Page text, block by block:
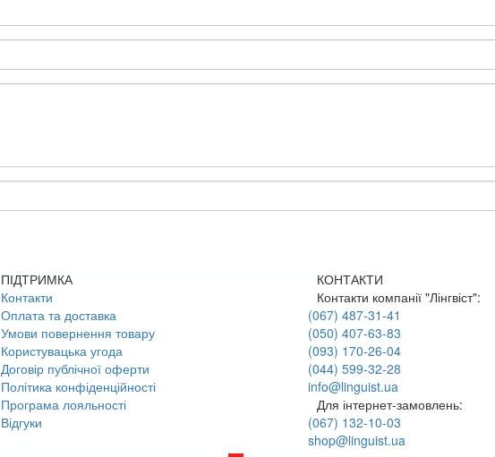
ПІДТРИМКА
Контакти
Оплата та доставка
Умови повернення товару
Користувацька угода
Договір публічної оферти
Політика конфіденційності
Програма лояльності
Відгуки
КОНТАКТИ
Контакти компанії "Лінгвіст":
(067) 487-31-41
(050) 407-63-83
(093) 170-26-04
(044) 599-32-28
info@linguist.ua
Для інтернет-замовлень:
(067) 132-10-03
shop@linguist.ua